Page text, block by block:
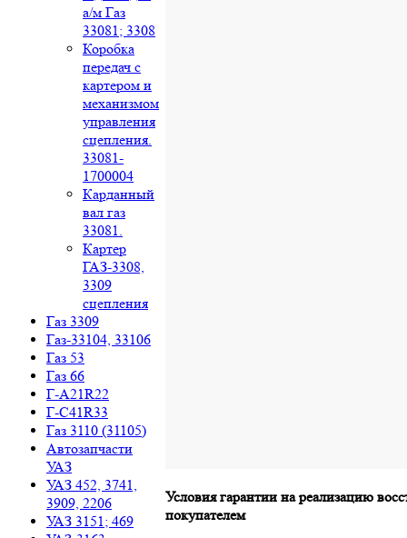
а/м Газ
33081; 3308
Коробка
передач с
картером и
механизмом
управления
сцепления.
33081-
1700004
Карданный
вал газ
33081.
Картер
ГАЗ-3308,
3309
сцепления
Газ 3309
Газ-33104, 33106
Газ 53
Газ 66
Г-A21R22
Г-C41R33
Газ 3110 (31105)
Автозапчасти
УАЗ
УАЗ 452, 3741,
3909, 2206
УАЗ 3151; 469
Условия гарантии на реализацию
покупателем